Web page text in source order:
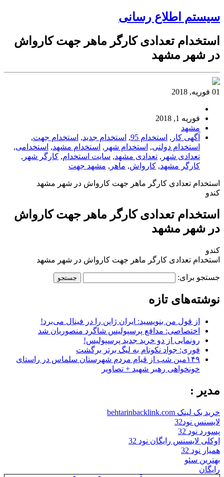
سیستم اطلاع رسانی
استخدام تعدادی کارگر ماهر جهت کارواش
در شهر مشهد
01 فوریه, 2018
فوریه 1, 2018
مشهد
آگهی کار , استخدام 95 , استخدام جدید, استخدام جهت,
استخدام دولتی, استخدام شهر , استخدام مشهد, استخدامی,
تعدادی شهر , تعدادی مشهد, سایت استخدام, کارگر شهر ,
کارگر مشهد, کارواش, ماهر , مشهد جهت
استخدام تعدادی کارگر ماهر جهت کارواش در شهر مشهد
کندو
استخدام تعدادی کارگر ماهر جهت کارواش
در شهر مشهد
کندو
استخدام تعدادی کارگر ماهر جهت کارواش در شهر مشهد
جستجو برای:
نوشته‌های تازه
از قول من بنویسید: ایران ژاپن را در فینال می‌برد!
اختصاصی: مدافع پرسپولیس شاگرد منصوریان شد
رونمایی از دو خرید جدید پرسپولیس!
فوری: جواد نکونام به لیگ برتر برگشت
۱۴۹مین شب از قیام مردم شهرستان سلماس در راستای
خونخواهی رهبر شهید + تصاویر
مدیر :
خرید بک لینک behtarinbacklink.com
لایسنس نود32
پسورد نود 32
اوکلی لایسنس رایگان نود 32
همیار نود 32
بهترین سئو
رایگان